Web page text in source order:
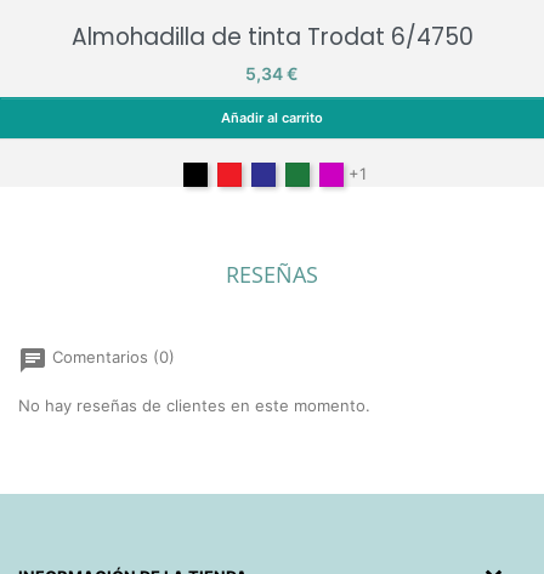
Almohadilla de tinta Trodat 6/4750
Precio
5,34 €
Añadir al carrito
Lilac+1
RESEÑAS
chat Comentarios (0)
No hay reseñas de clientes en este momento.